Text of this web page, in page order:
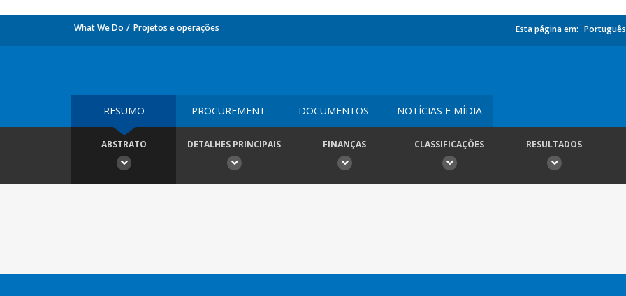
What We Do Projetos e operações Esta página em: Português
RESUMO PROCUREMENT DOCUMENTOS NOTÍCIAS E MÍDIA
ABSTRATO DETALHES PRINCIPAIS FINANÇAS CLASSIFICAÇÕES RESULTADOS